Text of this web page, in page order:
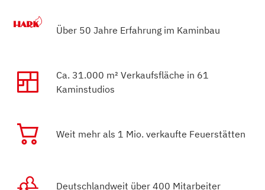
Über 50 Jahre Erfahrung im Kaminbau
Ca. 31.000 m² Verkaufsfläche in 61
Kaminstudios
Weit mehr als 1 Mio. verkaufte Feuerstätten
Deutschlandweit über 400 Mitarbeiter